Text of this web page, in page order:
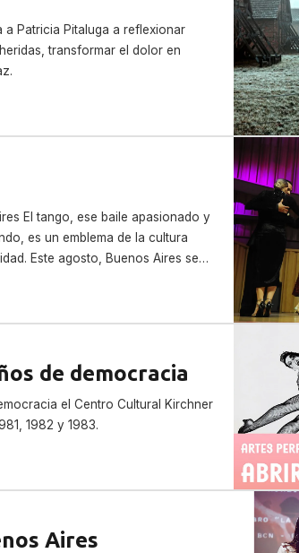
a Patricia Pitaluga a reflexionar
transformar el dolor en
El tango, ese baile apasionado y
es un emblema de la cultura
Este agosto, Buenos Aires se
de democracia
el Centro Cultural Kirchner
1982 y 1983.
Aires